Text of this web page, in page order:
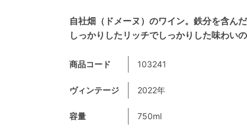
自社畑（ドメーヌ）のワイン。鉄分を含ん
しっかりしたリッチでしっかりした味わいの
商品コード 103241
ヴィンテージ 2022年
容量 750ml